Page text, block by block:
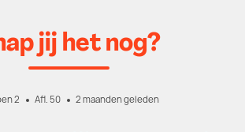
jij het nog?
2 Afl. 50 2 maanden geleden